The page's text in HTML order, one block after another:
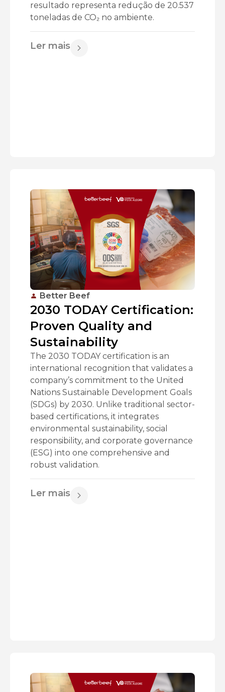
resultado representa redução de 20.537
toneladas de CO₂ no ambiente.
Ler mais
Better Beef
2030 TODAY Certification:
Proven Quality and
Sustainability
The 2030 TODAY certification is an
international recognition that validates a
company’s commitment to the United
Nations Sustainable Development Goals
(SDGs) by 2030. Unlike traditional sector-
based certifications, it integrates
environmental sustainability, social
responsibility, and corporate governance
(ESG) into one comprehensive and
robust validation.
Ler mais